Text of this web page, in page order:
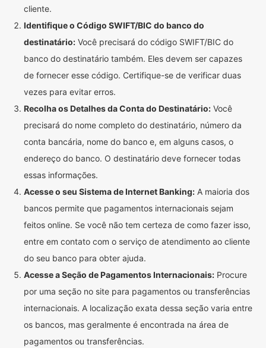
cliente.
Identifique o Código SWIFT/BIC do banco do
destinatário: Você precisará do código SWIFT/BIC do
banco do destinatário também. Eles devem ser capazes
de fornecer esse código. Certifique-se de verificar duas
vezes para evitar erros.
Recolha os Detalhes da Conta do Destinatário: Você
precisará do nome completo do destinatário, número da
conta bancária, nome do banco e, em alguns casos, o
endereço do banco. O destinatário deve fornecer todas
essas informações.
Acesse o seu Sistema de Internet Banking: A maioria dos
bancos permite que pagamentos internacionais sejam
feitos online. Se você não tem certeza de como fazer isso,
entre em contato com o serviço de atendimento ao cliente
do seu banco para obter ajuda.
Acesse a Seção de Pagamentos Internacionais: Procure
por uma seção no site para pagamentos ou transferências
internacionais. A localização exata dessa seção varia entre
os bancos, mas geralmente é encontrada na área de
pagamentos ou transferências.